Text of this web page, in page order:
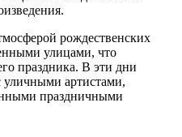
рождественских
улицами, что
праздника. В эти дни
уличными артистами,
праздничными